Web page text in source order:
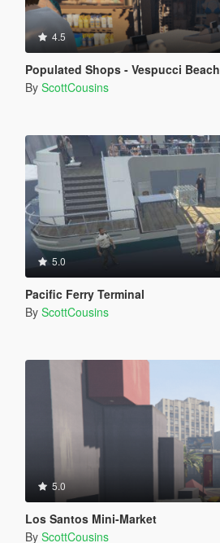
4.5
Populated Shops - Vespucci Beach
By ScottCousins
5.0
Pacific Ferry Terminal
By ScottCousins
5.0
Los Santos Mini-Market
By ScottCousins